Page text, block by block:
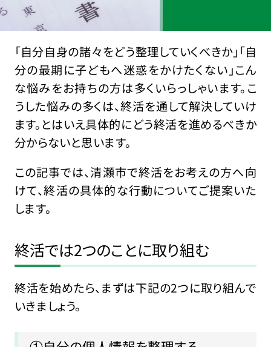
「自分自身の諸々をどう整理していくべきか」「自
分の最期に子どもへ迷惑をかけたくない」こん
な悩みをお持ちの方は多くいらっしゃいます。こ
うした悩みの多くは、終活を通して解決していけ
ます。とはいえ具体的にどう終活を進めるべきか
分からないと思います。
この記事では、清瀬市で終活をお考えの方へ向
けて、終活の具体的な行動についてご提案いた
します。
終活では2つのことに取り組む
終活を始めたら、まずは下記の2つに取り組んで
いきましょう。